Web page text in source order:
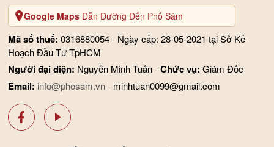
Google Maps Dẫn Đường Đến Phố Sâm
Mã số thuế: 0316880054 - Ngày cấp: 28-05-2021 tại Sở Kế
Hoạch Đầu Tư TpHCM
Người đại diện: Nguyễn Minh Tuấn -Chức vụ: Giám Đốc
Email: info@phosam.vn- minhtuan0099@gmail.com